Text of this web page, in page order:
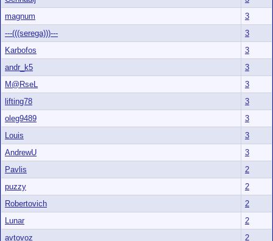
magnum
3
---(((serega)))---
3
Karbofos
3
andr_k5
3
M@RseL
3
lifting78
3
oleg9489
3
Louis
3
AndrewU
3
Pavlis
2
puzzy
2
Robertovich
2
Lunar
2
avtovoz
2